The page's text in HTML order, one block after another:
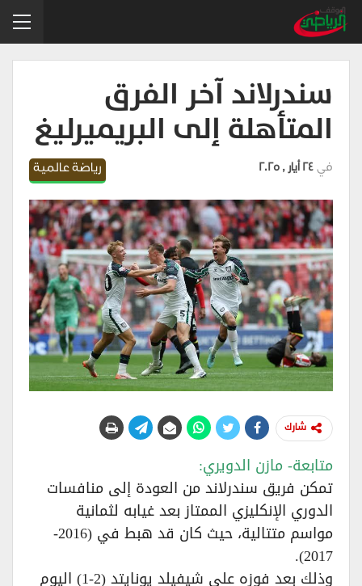
سندرلاند آخر الفرق
المتأهلة إلى البريميرليغ
رياضة عالمية في 24 أيار , 2025
شارك
متابعة- مازن الدويري:
تمكن فريق سندرلاند من العودة إلى منافسات
الدوري الإنكليزي الممتاز بعد غيابه لثمانية
مواسم متتالية، حيث كان قد هبط في (2016-
2017).
وذلك بعد فوزه على شيفيلد يونايتد (2-1) اليوم